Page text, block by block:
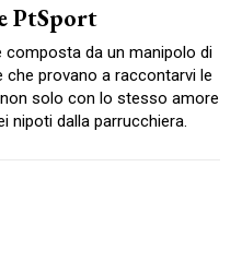
PtSport
composta da un manipolo di
provano a raccontarvi le
solo con lo stesso amore
nipoti dalla parrucchiera.